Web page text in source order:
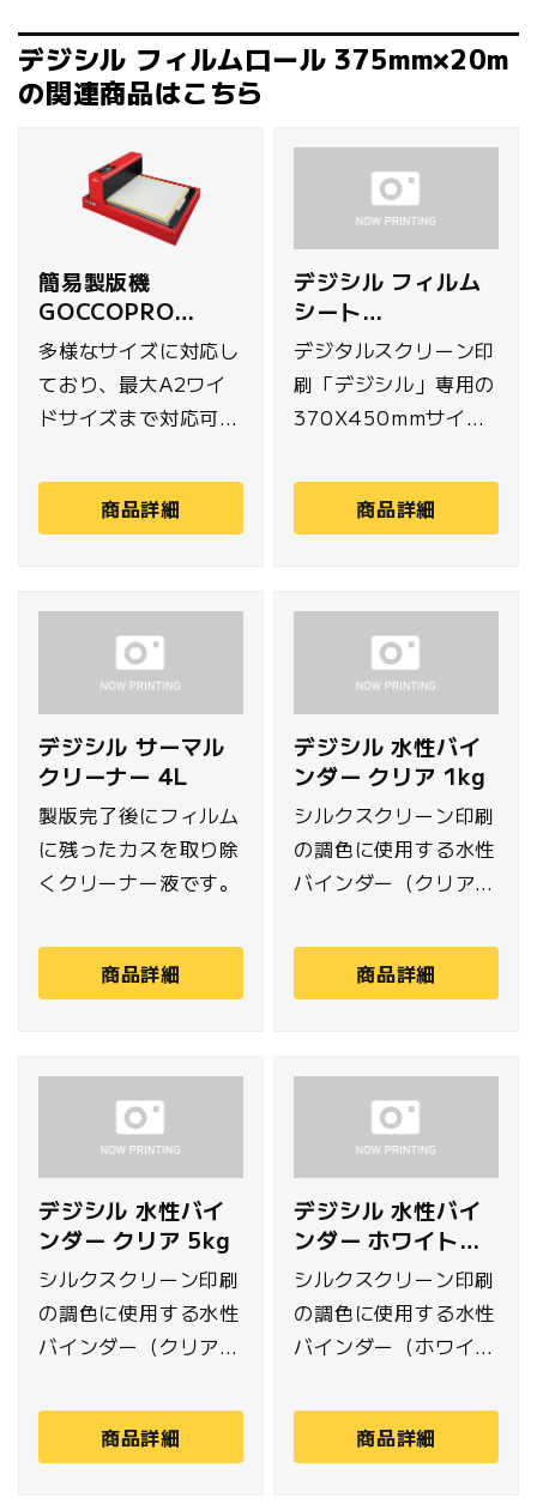
デジシル フィルムロール 375mm×20m
の関連商品はこちら
簡易製版機
GOCCOPRO
QS200
多様なサイズに対応し
ており、最大A2ワイ
ドサイズまで対応可能
製版機
「GOCCOPRO
ることで露光や乾燥工
程が不要なため、スピ
ーディーな製版が可能
でコスト削減に貢献し
ます。
商品詳細
デジシル フィルム
シート
370×450mm 50
枚セット
デジタルスクリーン印
刷「デジシル」専用の
370X450mmサイズ
（50枚入セット）Tシ
ャツなどの前面・背面
不要で無駄なく使用で
商品詳細
デジシル サーマル
クリーナー 4L
製版完了後にフィルム
に残ったカスを取り除
くクリーナー液です。
商品詳細
デジシル 水性バイ
ンダー クリア 1kg
シルクスクリーン印刷
の調色に使用する水性
バインダー（クリア）
産でも使い切りやすい
1kg入り。商品詳細
デジシル 水性バイ
ンダー クリア 5kg
シルクスクリーン印刷
の調色に使用する水性
バインダー（クリア）
小ロットの生産でも使
い切りやすい5kg入
商品詳細
デジシル 水性バイ
ンダー ホワイト
1kg
シルクスクリーン印刷
の調色に使用する水性
バインダー（ホワイ
ド生産でも使い切りや
すい1kg入り。
商品詳細